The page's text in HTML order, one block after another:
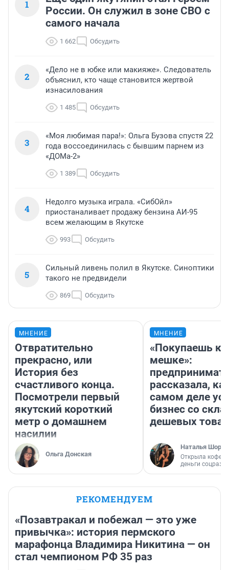
1
России. Он служил в зоне СВО с
самого начала
1 662 Обсудить
2
«Дело не в юбке или макияже». Следователь
объяснил, кто чаще становится жертвой
изнасилования
1 485 Обсудить
3
«Моя любимая пара!»: Ольга Бузова спустя 22
года воссоединилась с бывшим парнем из
«ДОМа-2»
1 389 Обсудить
4
Недолго музыка играла. «СибОйл»
приостаналивает продажу бензина АИ-95
всем желающим в Якутске
993 Обсудить
5
Сильный ливень полил в Якутске. Синоптики
такого не предвидели
869 Обсудить
МНЕНИЕ
Отвратительно
прекрасно, или
История без
счастливого конца.
Посмотрели первый
якутский короткий
метр о домашнем
насилии
Ольга Донская
МНЕНИЕ
«Покупаешь
мешке»:
рассказала,
самом деле
бизнес со
дешевых
Наталья
Открыла
деньги
РЕКОМЕНДУЕМ
«Позавтракал и побежал — это уже
привычка»: история пермского
марафонца Владимира Никитина — он
стал чемпионом РФ 35 раз